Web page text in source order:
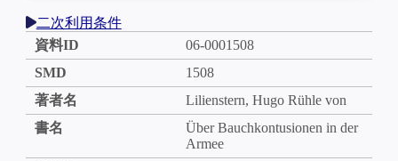
二次利用条件
資料ID
06-0001508
SMD
1508
著者名
Lilienstern, Hugo Rühle von
書名
Über Bauchkontusionen in der
Armee